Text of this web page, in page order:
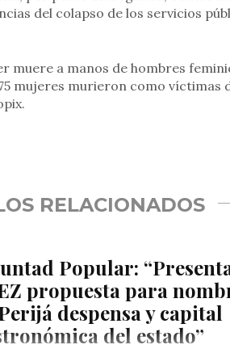
del colapso de los servicios
muere a manos de hombres
mujeres murieron como víctimas
RELACIONADOS
Popular:
propuesta para
despensa y capital
del estado”